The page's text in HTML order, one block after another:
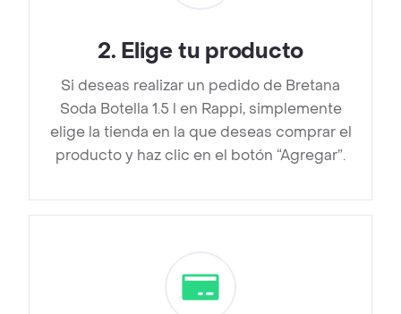
2. Elige tu producto
Si deseas realizar un pedido de Bretana
Soda Botella 1.5 l en Rappi, simplemente
elige la tienda en la que deseas comprar el
producto y haz clic en el botón “Agregar”.